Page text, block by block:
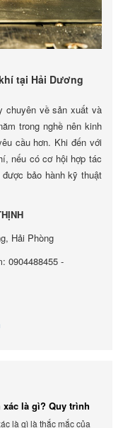
tại Hải Dương
chuyên về sản xuất và
trong nghề nên kinh
cầu hơn. Khi đến với
nếu có cơ hội hợp tác
bảo hành kỹ thuật
Hải Phòng
0904488455 -
là gì? Quy trình
là gì là thắc mắc của